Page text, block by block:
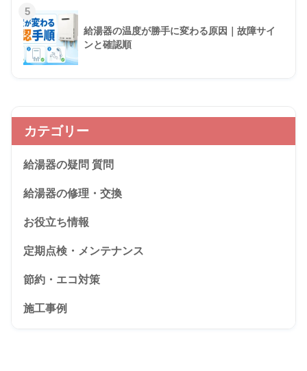
5
給湯器の温度が勝手に変わる原因｜故障サイ
ンと確認順
カテゴリー
給湯器の疑問 質問
給湯器の修理・交換
お役立ち情報
定期点検・メンテナンス
節約・エコ対策
施工事例